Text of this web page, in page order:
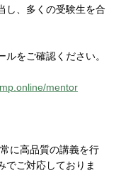
し、多くの受験生を合
をご確認ください。
mentor
に高品質の講義を行
でご対応しておりま